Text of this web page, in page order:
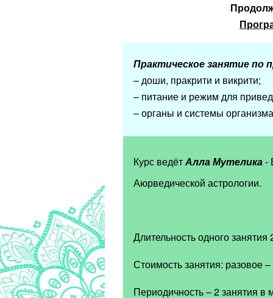
Практическое занятие
– доши, пракрити и викрити;
– питание и режим для
–органы и системы
Курс ведётАлла Мутелика-
Аюрведической астрологии.
Длительность одного занятия
Стоимость занятия: разовое –
Периодичность – 2 занятия в